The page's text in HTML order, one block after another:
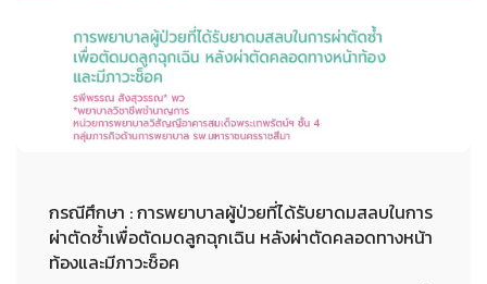
กรณีศึกษา : การพยาบาลผู้ป่วยที่ได้รับยาดมสลบในการ
ผ่าตัดซ้ำเพื่อตัดมดลูกฉุกเฉิน หลังผ่าตัดคลอดทางหน้า
ท้องและมีภาวะช็อค